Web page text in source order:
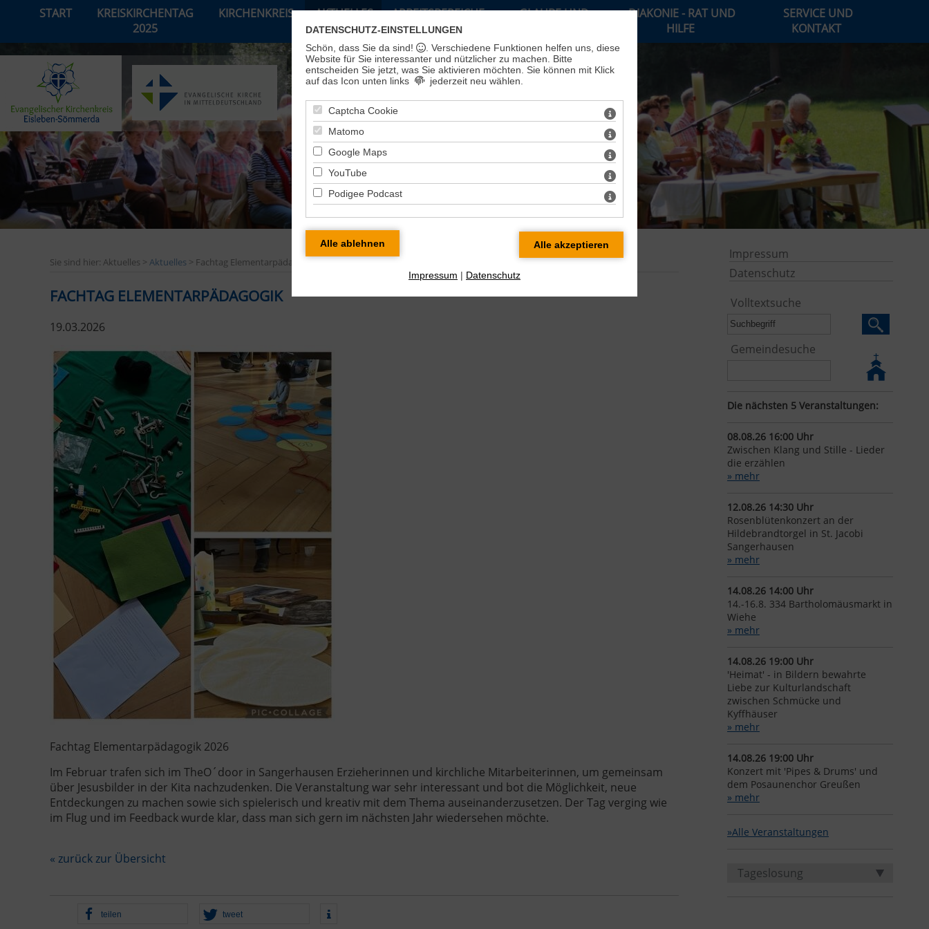
START
KREISKIRCHENTAG
2025
KIRCHENKREIS AKTUELLES ARBEITSBEREICHE
GLAUBE UND
DIAKONIE - RAT UND
HILFE
SERVICE UND
KONTAKT
Sie sind hier: Aktuelles > Aktuelles > Fachtag Elementarpädagogik
FACHTAG ELEMENTARPÄDAGOGIK
19.03.2026
Fachtag Elementarpädagogik 2026
Im Februar trafen sich im TheO´door in Sangerhausen Erzieherinnen und kirchliche Mitarbeiterinnen, um gemeinsam
über Jesusbilder in der Kita nachzudenken. Die Veranstaltung war sehr interessant und bot die Möglichkeit, neue
Entdeckungen zu machen sowie sich spielerisch und kreativ mit dem Thema auseinanderzusetzen. Der Tag verging wie
im Flug und im Feedback wurde klar, dass man sich gern im nächsten Jahr wiedersehen möchte.
« zurück zur Übersicht
teilen tweet
Impressum
Datenschutz
Volltextsuche
Gemeindesuche
Die nächsten 5 Veranstaltungen:
08.08.26 16:00 Uhr
Zwischen Klang und Stille - Lieder
die erzählen
» mehr
12.08.26 14:30 Uhr
Rosenblütenkonzert an der
Hildebrandtorgel in St. Jacobi
Sangerhausen
» mehr
14.08.26 14:00 Uhr
14.-16.8. 334 Bartholomäusmarkt in
Wiehe
» mehr
14.08.26 19:00 Uhr
'Heimat' - in Bildern bewahrte
Liebe zur Kulturlandschaft
zwischen Schmücke und
Kyffhäuser
» mehr
14.08.26 19:00 Uhr
Konzert mit 'Pipes & Drums' und
dem Posaunenchor Greußen
» mehr
»Alle Veranstaltungen
Tageslosung
DATENSCHUTZ-EINSTELLUNGEN
Schön, dass Sie da sind!
. Verschiedene Funktionen helfen uns, diese
Website für Sie interessanter und nützlicher zu machen.
Bitte
entscheiden Sie jetzt, was Sie aktivieren möchten. Sie können mit Klick
auf das Icon unten links
jederzeit neu wählen.
Captcha Cookie
Matomo
Google Maps
YouTube
Podigee Podcast
Impressum | Datenschutz